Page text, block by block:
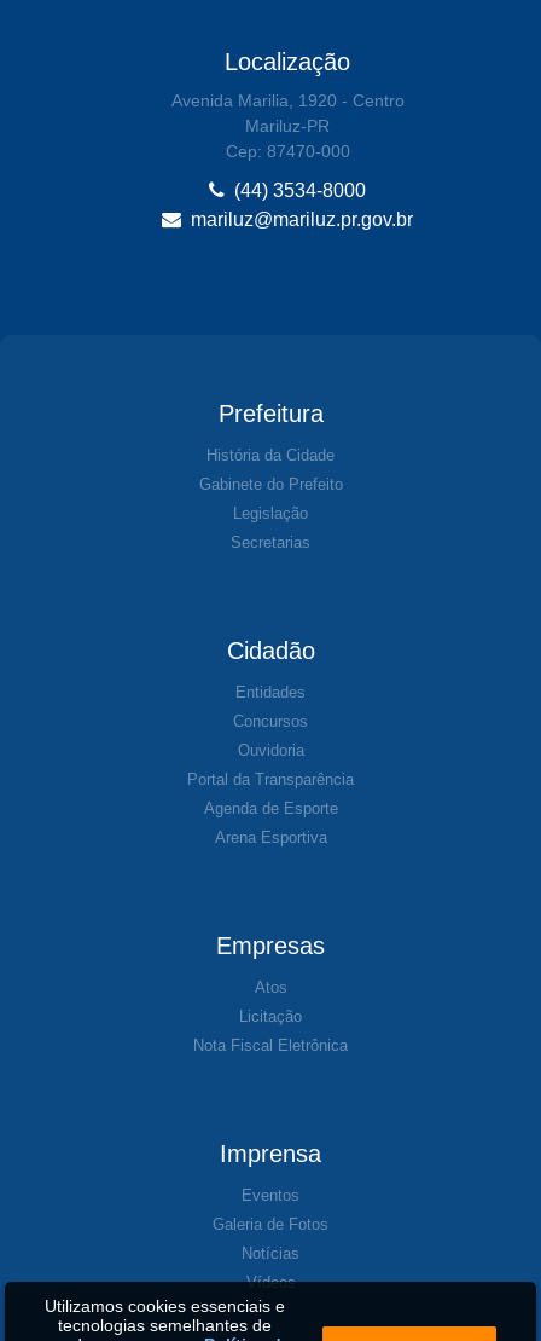
Localização
Avenida Marilia, 1920 - Centro
Mariluz-PR
Cep: 87470-000
(44) 3534-8000
mariluz@mariluz.pr.gov.br
Prefeitura
História da Cidade
Gabinete do Prefeito
Legislação
Secretarias
Cidadão
Entidades
Concursos
Ouvidoria
Portal da Transparência
Agenda de Esporte
Arena Esportiva
Empresas
Atos
Licitação
Nota Fiscal Eletrônica
Imprensa
Eventos
Galeria de Fotos
Notícias
Vídeos
Utilizamos cookies essenciais e
tecnologias semelhantes de